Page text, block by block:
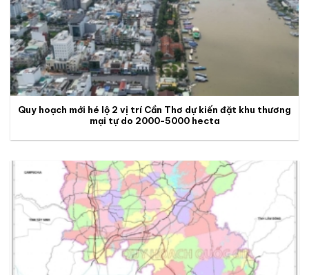
Quy hoạch mới hé lộ 2 vị trí Cần Thơ dự kiến đặt khu thương
mại tự do 2000-5000 hecta